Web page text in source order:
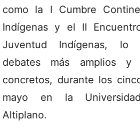
como la I Cumbre
Indígenas y el II
Juventud Indígenas, lo
debates más amplios
concretos, durante los
mayo en la
Altiplano.